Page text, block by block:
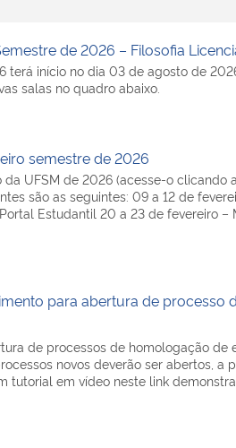
de 2026 – Filosofia
terá início no dia 03 de agosto de
salas no quadro abaixo.
semestre de 2026
UFSM de 2026 (acesse-o clicando
são as seguintes: 09 a 12 de
Estudantil 20 a 23 de fevereiro –
para abertura de processo
de processos de homologação de
novos deverão ser abertos, a
tutorial em vídeo neste link